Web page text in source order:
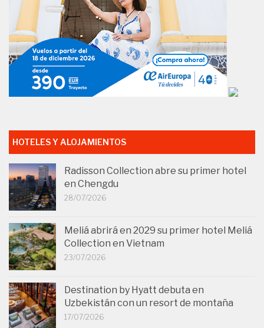
HOTELES Y ALOJAMIENTOS
Radisson Collection abre su primer hotel
en Chengdu
28/07/2026
Meliá abrirá en 2029 su primer hotel Meliá
Collection en Vietnam
23/07/2026
Destination by Hyatt debuta en
Uzbekistán con un resort de montaña
17/07/2026